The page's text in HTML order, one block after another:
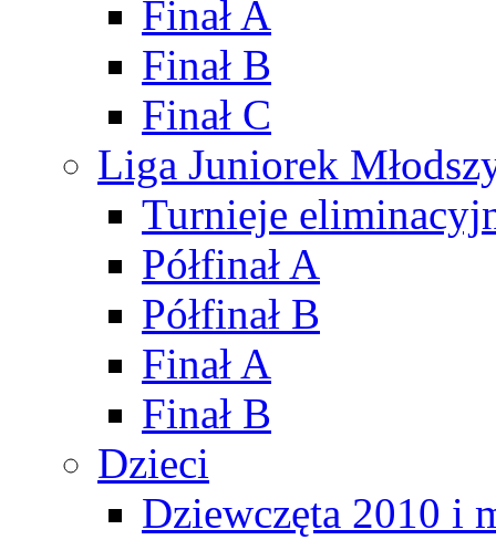
Finał A
Finał B
Finał C
Liga Juniorek
Turnieje
Półfinał A
Półfinał B
Finał A
Finał B
Dzieci
Dziewczęta 2010 i